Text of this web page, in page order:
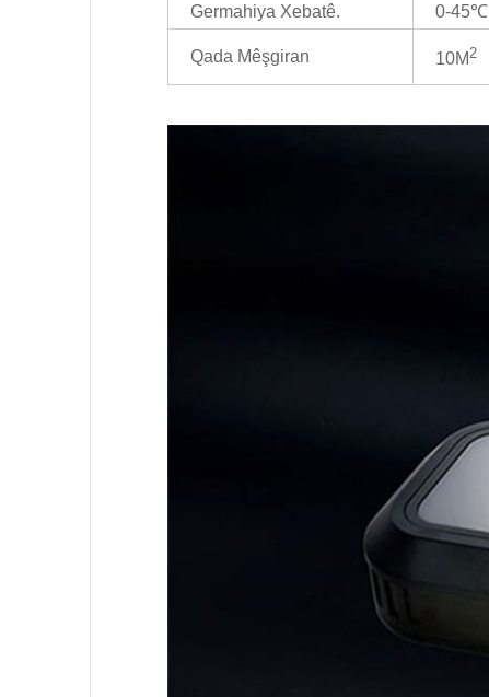
Germahiya Xebatê. 0-45℃
Qada Mêşgiran 10M 2